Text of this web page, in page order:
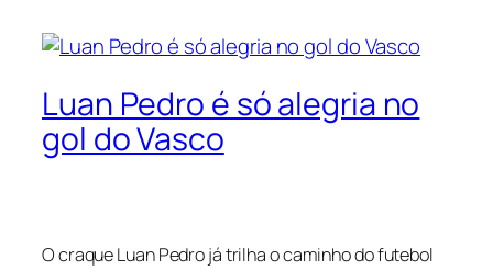
Luan Pedro é só alegria no
gol do Vasco
O craque Luan Pedro já trilha o caminho do futebol